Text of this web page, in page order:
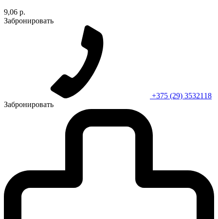
9,06 р.
Забронировать
+375 (29) 3532118
Забронировать